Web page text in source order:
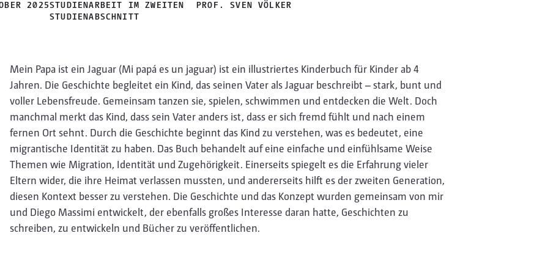
2025STUDIENARBEIT IM ZWEITEN
STUDIENABSCHNITT
PROF. SVEN VÖLKER
Mein Papa ist ein Jaguar (Mi papá es un jaguar) ist ein illustriertes Kinderbuch für Kinder ab 4
Jahren. Die Geschichte begleitet ein Kind, das seinen Vater als Jaguar beschreibt – stark, bunt und
voller Lebensfreude. Gemeinsam tanzen sie, spielen, schwimmen und entdecken die Welt. Doch
manchmal merkt das Kind, dass sein Vater anders ist, dass er sich fremd fühlt und nach einem
fernen Ort sehnt. Durch die Geschichte beginnt das Kind zu verstehen, was es bedeutet, eine
migrantische Identität zu haben. Das Buch behandelt auf eine einfache und einfühlsame Weise
Themen wie Migration, Identität und Zugehörigkeit. Einerseits spiegelt es die Erfahrung vieler
Eltern wider, die ihre Heimat verlassen mussten, und andererseits hilft es der zweiten Generation,
diesen Kontext besser zu verstehen. Die Geschichte und das Konzept wurden gemeinsam von mir
und Diego Massimi entwickelt, der ebenfalls großes Interesse daran hatte, Geschichten zu
schreiben, zu entwickeln und Bücher zu veröffentlichen.